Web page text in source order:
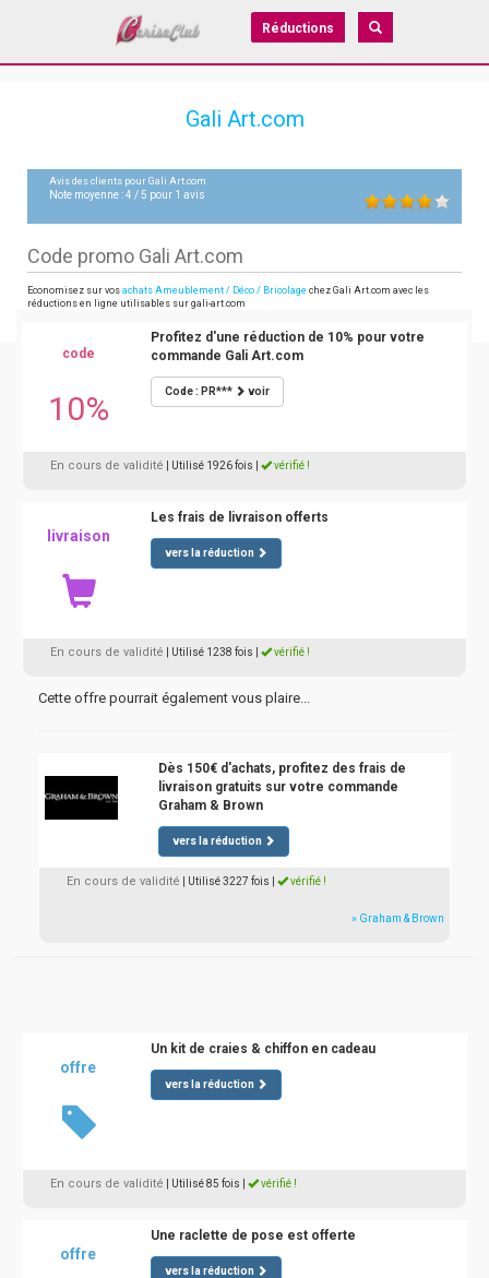
Réductions
Gali Art.com
Avis des clients pour Gali Art.com
Note moyenne :4 /5 pour 1 avis
Code promo Gali Art.com
Economisez sur vos achats Ameublement / Déco / Bricolage chez Gali Art.com avec les
réductions en ligne utilisables sur gali-art.com
code
10%
Profitez d'une réduction de 10% pour votre
commande Gali Art.com
Code : PR*** voir
En cours de validité | Utilisé 1926 fois vérifié !
livraison
Les frais de livraison offerts
vers la réduction
En cours de validité | Utilisé 1238 fois vérifié !
Cette offre pourrait également vous plaire...
Dès 150€ d'achats, profitez des frais de
livraison gratuits sur votre commande
Graham & Brown
vers la réduction
En cours de validité | Utilisé 3227 fois vérifié !
» Graham & Brown
offre
Un kit de craies & chiffon en cadeau
vers la réduction
En cours de validité | Utilisé 85 fois vérifié !
offre
Une raclette de pose est offerte
vers la réduction